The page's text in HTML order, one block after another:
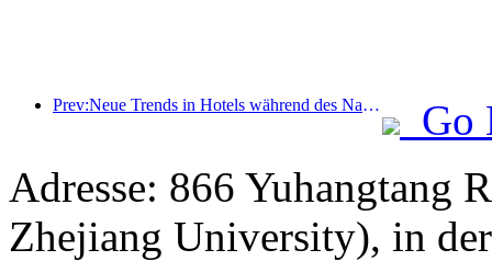
Prev:Neue Trends in Hotels während des Nationalfeiertags 2024: Nach 2000 tragen Menschen Hanfu und übernachten im „State Guesthouse“, um Tee zu trinken und Kalligraphie zu lernen, um kulturelles Selbstvertrauen zu demonstrieren
Go
Adresse: 866 Yuhangtang
Zhejiang University), in